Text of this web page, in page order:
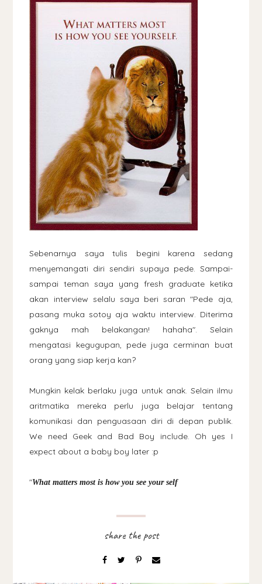
Sebenarnya saya tulis begini karena sedang
menyemangati diri sendiri supaya pede. Sampai-
sampai teman saya yang fresh graduate ketika
akan interview selalu saya beri saran "Pede aja,
pasang muka sotoy aja waktu interview. Diterima
gaknya mah belakangan! hahaha". Selain
mengatasi kegugupan, pede juga cerminan buat
orang yang siap kerja kan?
Mungkin kelak berlaku juga untuk anak. Selain ilmu
aritmatika mereka perlu juga belajar tentang
komunikasi dan penguasaan diri di depan publik.
We need Geek and Bad Boy include. Oh yes I
expect about a baby boy later :p
"What matters most is how you see your self